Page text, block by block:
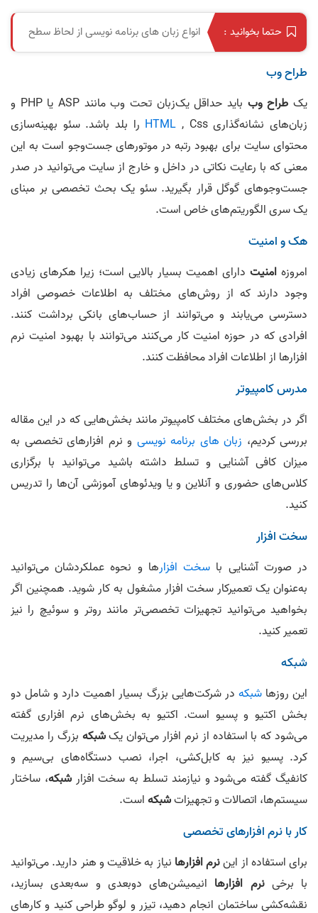
حتما بخوانید : انواع زبان های برنامه نویسی از لحاظ سطح
طراح وب
یکطراح وب
باید حداقل یک‌زبان تحت وب مانند ASP یا PHP و
زبان‌های نشانه‌گذاری
HTML , Css را بلد باشد. سئو بهینه‌سازی
محتوای سایت برای بهبود رتبه در موتورهای جست‌وجو است به این
معنی که با رعایت نکاتی در داخل و خارج از سایت می‌توانید در صدر
جست‌وجوهای گوگل قرار بگیرید. سئو یک بحث تخصصی بر مبنای
یک سری الگوریتم‌های خاص است.
هک و امنیت
امروزه امنیت دارای اهمیت بسیار بالایی است؛ زیرا هکرهای زیادی
وجود دارند که از روش‌های مختلف به اطلاعات خصوصی افراد
دسترسی می‌یابند و می‌توانند از حساب‌های بانکی برداشت کنند.
افرادی که در حوزه امنیت کار می‌کنند می‌توانند با بهبود امنیت نرم‌
افزارها از اطلاعات افراد محافظت کنند.
مدرس کامپیوتر
اگر در بخش‌های مختلف کامپیوتر مانند بخش‌هایی که در این مقاله
بررسی کردیم، زبان های برنامه نویسی و نرم‌ افزارهای تخصصی به
میزان کافی آشنایی و تسلط داشته باشید می‌توانید با برگزاری
کلاس‌های حضوری و آنلاین و یا ویدئوهای آموزشی آن‌ها را تدریس
کنید.
سخت‌ افزار
در صورت آشنایی با سخت افزارها و نحوه عملکردشان می‌توانید
به‌عنوان یک تعمیرکار سخت‌ افزار مشغول به کار شوید. همچنین اگر
بخواهید می‌توانید تجهیزات تخصصی‌تر مانند روتر و سوئیچ را نیز
تعمیر کنید.
شبکه
این روزهاشبکه در شرکت‌‌هایی بزرگ بسیار اهمیت دارد و شامل دو
بخش اکتیو و پسیو است. اکتیو به بخش‌های نرم‌ افزاری گفته
می‌شود که با استفاده از نرم‌ افزار می‌توان یکشبکه بزرگ را مدیریت
کرد. پسیو نیز به کابل‌کشی، اجرا، نصب دستگاه‌های بی‌سیم و
کانفیگ گفته می‌شود و نیازمند تسلط به سخت‌ افزارشبکه، ساختار
سیستم‌ها، اتصالات و تجهیزاتشبکهاست.
کار با نرم‌ افزارهای تخصصی
برای استفاده از ایننرم‌ افزارها نیاز به خلاقیت و هنر دارید. می‌توانید
با برخینرم‌ افزارها انیمیشن‌های دوبعدی و سه‌بعدی بسازید،
نقشه‌کشی ساختمان انجام دهید، تیزر و لوگو طراحی کنید و کارهای